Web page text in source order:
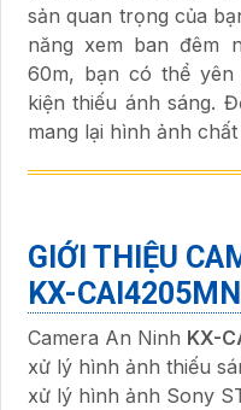
sản quan trọng của
năng xem ban đêm
60m, bạn có thể yên
kiện thiếu ánh sáng.
mang lại hình ảnh
GIỚI THIỆU
KX-
Camera An Ninh KX-
xử lý hình ảnh thiếu
xử lý hình ảnh Sony